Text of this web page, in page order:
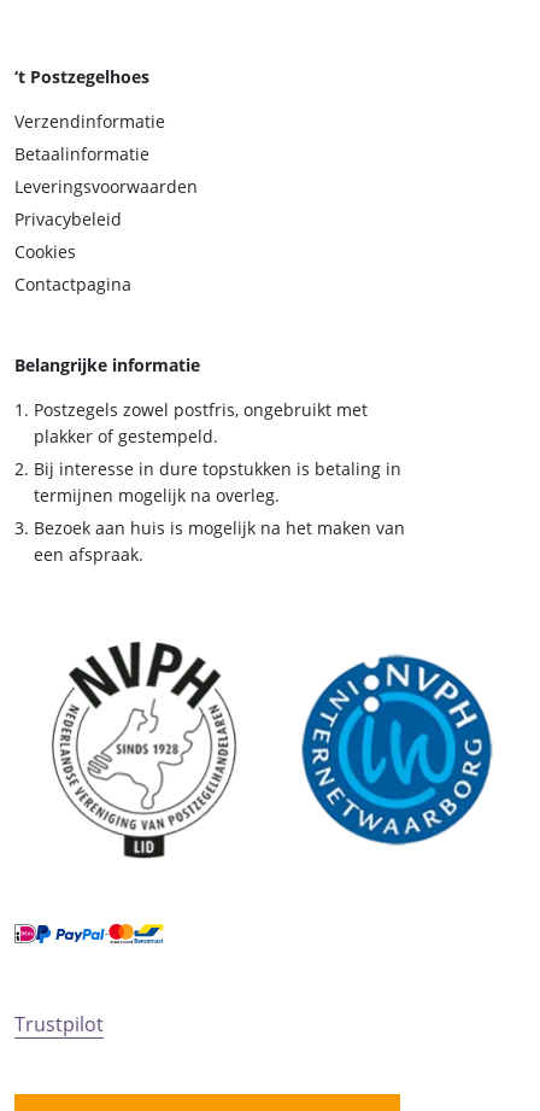
‘t Postzegelhoes
Verzendinformatie
Betaalinformatie
Leveringsvoorwaarden
Privacybeleid
Cookies
Contactpagina
Belangrijke informatie
Postzegels zowel postfris, ongebruikt met
plakker of gestempeld.
Bij interesse in dure topstukken is betaling in
termijnen mogelijk na overleg.
Bezoek aan huis is mogelijk na het maken van
een afspraak.
Trustpilot